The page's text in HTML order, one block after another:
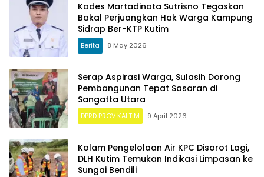
Kades Martadinata Sutrisno Tegaskan
Bakal Perjuangkan Hak Warga Kampung
Sidrap Ber-KTP Kutim
Berita 8 May 2026
Serap Aspirasi Warga, Sulasih Dorong
Pembangunan Tepat Sasaran di
Sangatta Utara
DPRD PROV KALTIM 9 April 2026
Kolam Pengelolaan Air KPC Disorot Lagi,
DLH Kutim Temukan Indikasi Limpasan ke
Sungai Bendili